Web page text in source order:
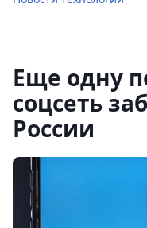
Еще одну
соцсеть
России